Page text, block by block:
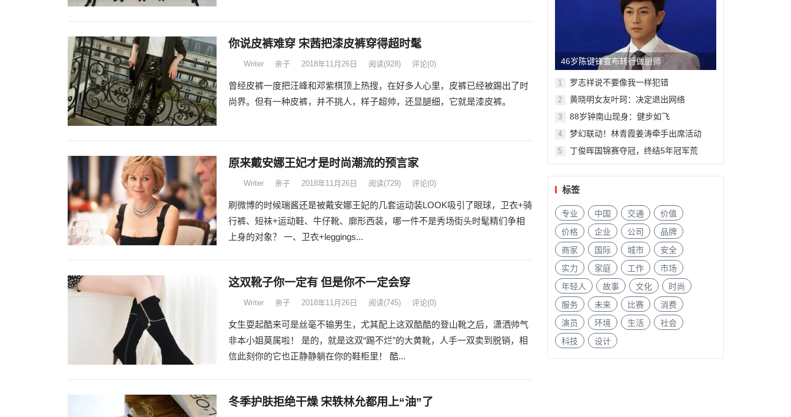
你说皮裤难穿 宋茜把漆皮裤穿得超时髦
Writer 亲子 2018年11月26日 阅读(928) 评论(0)
曾经皮裤一度把汪峰和邓紫棋顶上热搜，在好多人心里，皮裤已经被踢出了时
尚界。但有一种皮裤，并不挑人，样子超帅，还显腿细，它就是漆皮裤。
原来戴安娜王妃才是时尚潮流的预言家
Writer 亲子 2018年11月26日 阅读(729) 评论(0)
刷微博的时候瑞酱还是被戴安娜王妃的几套运动装LOOK吸引了眼球，卫衣+骑
行裤、短袜+运动鞋、牛仔靴、廓形西装，哪一件不是秀场街头时髦精们争相
上身的对象？ 一、卫衣+leggings...
这双靴子你一定有 但是你不一定会穿
Writer 亲子 2018年11月26日 阅读(745) 评论(0)
女生耍起酷来可是丝毫不输男生，尤其配上这双酷酷的登山靴之后，潇洒帅气
非本小姐莫属啦！ 是的，就是这双“踢不烂”的大黄靴，人手一双卖到脱销，相
信此刻你的它也正静静躺在你的鞋柜里！ 酷...
冬季护肤拒绝干燥 宋轶林允都用上“油”了
46岁陈键锋宣布转行做厨师
1 罗志祥说不要像我一样犯错
2 黄晓明女友叶珂：决定退出网络
3 88岁钟南山现身：健步如飞
4 梦幻联动！林青霞姜涛牵手出席活动
5 丁俊晖国锦赛夺冠，终结5年冠军荒
标签
专业 中国 交通
价值
价格
企业 公司
品牌
商家
国际 城市
安全
实力
家庭 工作
市场
年轻人
故事 文化
时尚
服务
未来 比赛
消费
演员
环境 生活
社会
科技
设计